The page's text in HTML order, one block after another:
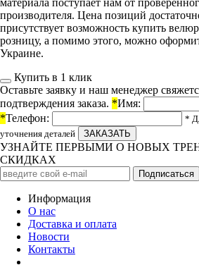
материала поступает нам от
производителя. Цена позиций
присутствует возможность купить
розницу, а помимо этого, можно
Украине.
Купить в 1 клик
Оставьте заявку и наш менеджер
подтверждения заказа. *Имя:
*Телефон:
*
уточнения деталей
УЗНАЙТЕ ПЕРВЫМИ О НОВЫХ
СКИДКАХ
Информация
О нас
Доставка и оплата
Новости
Контакты